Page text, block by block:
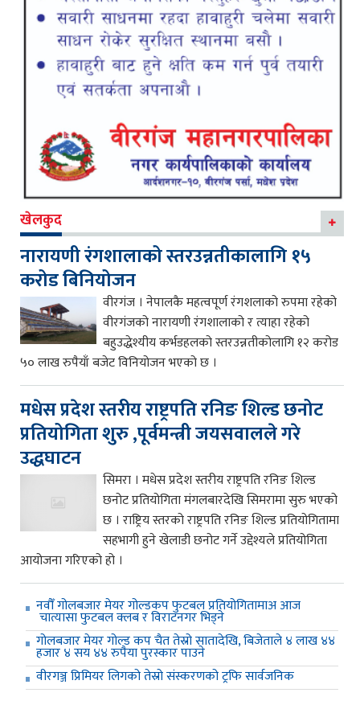
खेलकुद
नारायणी रंगशालाको स्तरउन्नतीकालागि १५
करोड बिनियोजन
वीरगंज । नेपालकै महत्वपूर्ण रंगशलाको रुपमा रहेको
वीरगंजको नारायणी रंगशालाको र त्याहा रहेको
बहुउद्धेश्यीय कर्भडहलको स्तरउन्नतीकोलागि १२ करोड
५० लाख रुपैयाँ बजेट विनियोजन भएको छ ।
मधेस प्रदेश स्तरीय राष्ट्रपति रनिङ शिल्ड छनोट
प्रतियोगिता शुरु ,पूर्वमन्त्री जयसवालले गरे
उद्धघाटन
सिमरा । मधेस प्रदेश स्तरीय राष्ट्रपति रनिङ शिल्ड
छनोट प्रतियोगिता मंगलबारदेखि सिमरामा सुरु भएको
छ । राष्ट्रिय स्तरको राष्ट्रपति रनिङ शिल्ड प्रतियोगितामा
सहभागी हुने खेलाडी छनोट गर्ने उद्देश्यले प्रतियोगिता
आयोजना गरिएको हो ।
नवौँ गोलबजार मेयर गोल्डकप फुटबल प्रतियोगितामाअ आज
चात्यासा फुटबल क्लब र विराटनगर भिड्ने
गोलबजार मेयर गोल्ड कप चैत तेस्रो सातादेखि, बिजेताले ४ लाख ४४
हजार ४ सय ४४ रुपैया पुरस्कार पाउने
वीरगञ्ज प्रिमियर लिगको तेस्रो संस्करणको ट्रफि सार्वजनिक